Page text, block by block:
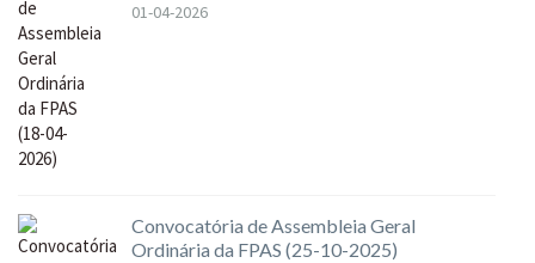
01-04-2026
Convocatória de Assembleia Geral
Ordinária da FPAS (25-10-2025)